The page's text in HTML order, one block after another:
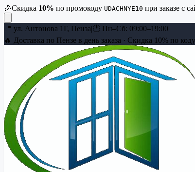
🎉Скидка 10% по промокоду UDACHNYE10 при заказе с
📍 ул. Антонова 1Г, Пенза|🕐 Пн–Сб: 09:00–19:00
🔥 Доставка по Пензе в день заказа · Скидка 10% по коду